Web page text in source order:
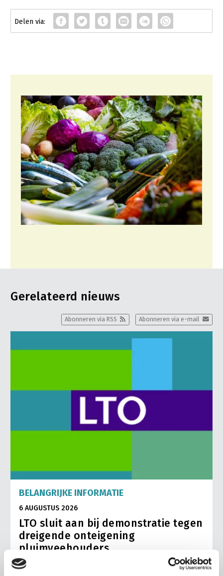
Gerelateerd nieuws
Abonneren via e-mail
Abonneren via RSS
BELANGRIJKE INFORMATIE
6 AUGUSTUS 2026
LTO sluit aan bij demonstratie tegen
dreigende onteigening
pluimveehouders
ZLTO, LLTB, LTO Noord en LTO Nederland roepen hun